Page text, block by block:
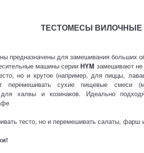
ТЕСТОМЕСЫ ВИЛОЧНЫЕ
предназначены для замешивания больших
машины серииHYM замешивают не
но и крутое (например, для пиццы,
перемешивать сухие пищевые смеси
халвы и козинаков. Идеально
тесто, но и перемешивать салаты, фарш